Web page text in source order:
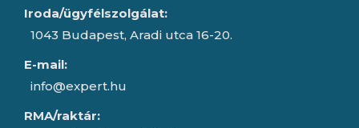
Iroda/ügyfélszolgálat:
1043 Budapest, Aradi utca 16-20.
E-mail:
info@expert.hu
RMA/raktár: